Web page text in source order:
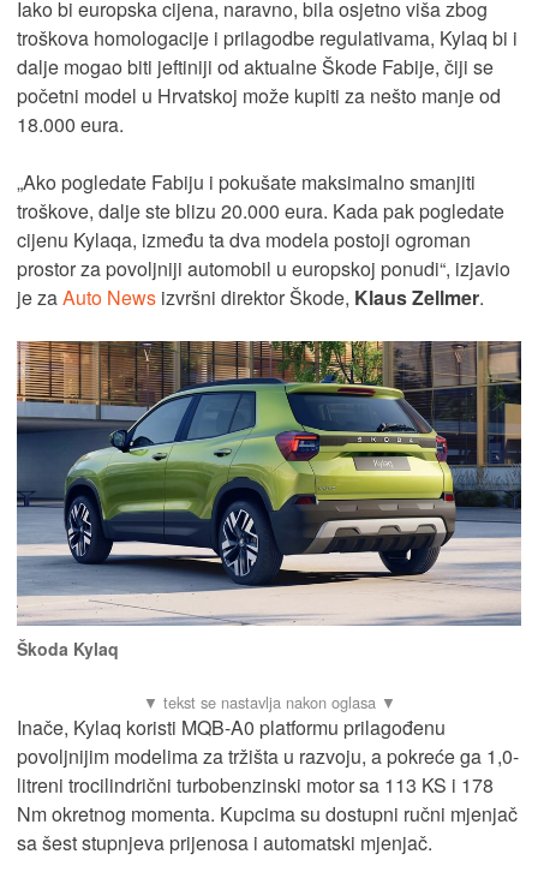
Iako bi europska cijena, naravno, bila osjetno viša zbog
troškova homologacije i prilagodbe regulativama, Kylaq bi i
dalje mogao biti jeftiniji od aktualne Škode Fabije, čiji se
početni model u Hrvatskoj može kupiti za nešto manje od
18.000 eura.
„Ako pogledate Fabiju i pokušate maksimalno smanjiti
troškove, dalje ste blizu 20.000 eura. Kada pak pogledate
cijenu Kylaqa, između ta dva modela postoji ogroman
prostor za povoljniji automobil u europskoj ponudi“, izjavio
je zaAuto News izvršni direktor Škode, Klaus Zellmer.
Škoda Kylaq
Inače, Kylaq koristi MQB-A0 platformu prilagođenu
povoljnijim modelima za tržišta u razvoju, a pokreće ga 1,0-
litreni trocilindrični turbobenzinski motor sa 113 KS i 178
Nm okretnog momenta. Kupcima su dostupni ručni mjenjač
sa šest stupnjeva prijenosa i automatski mjenjač.